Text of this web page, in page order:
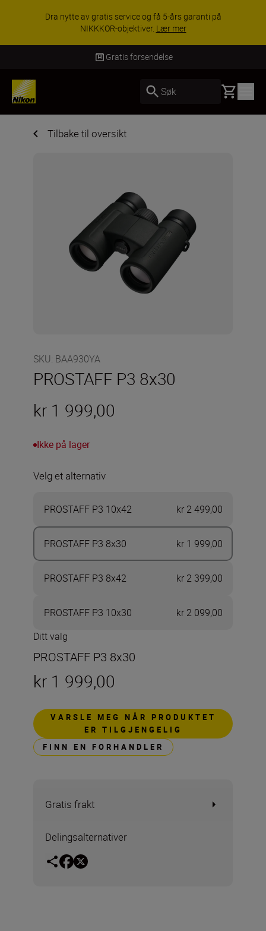
Dra nytte av gratis service og få 5-års garanti på
NIKKKOR-objektiver. Lær mer
Gratis forsendelse
Søk Basket
Tilbake til oversikt
SKU: BAA930YA
PROSTAFF P3 8x30
kr 1 999,00
Ikke på lager
Velg et alternativ
PROSTAFF P3 10x42 kr 2 499,00
PROSTAFF P3 8x30 kr 1 999,00
PROSTAFF P3 8x42 kr 2 399,00
PROSTAFF P3 10x30
kr 2 099,00
Ditt valg
PROSTAFF P3 8x30
kr 1 999,00
VARSLE MEG NÅR PRODUKTET
ER TILGJENGELIG
FINN EN FORHANDLER
Gratis frakt
Delingsalternativer